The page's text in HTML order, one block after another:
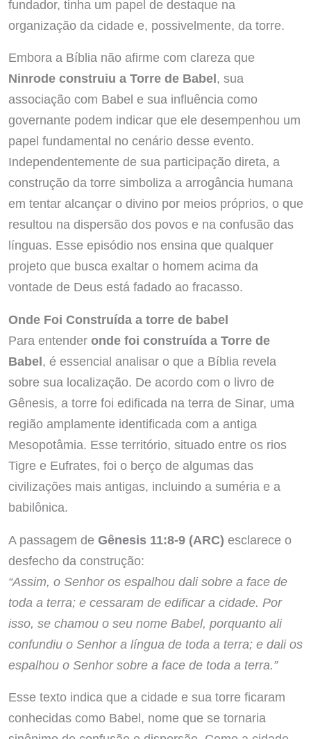
fundador, tinha um papel de destaque na
organização da cidade e, possivelmente, da torre.
Embora a Bíblia não afirme com clareza que
Ninrode construiu a Torre de Babel, sua
associação com Babel e sua influência como
governante podem indicar que ele desempenhou um
papel fundamental no cenário desse evento.
Independentemente de sua participação direta, a
construção da torre simboliza a arrogância humana
em tentar alcançar o divino por meios próprios, o que
resultou na dispersão dos povos e na confusão das
línguas. Esse episódio nos ensina que qualquer
projeto que busca exaltar o homem acima da
vontade de Deus está fadado ao fracasso.
Onde Foi Construída a torre de babel
Para entender onde foi construída a Torre de
Babel, é essencial analisar o que a Bíblia revela
sobre sua localização. De acordo com o livro de
Gênesis, a torre foi edificada na terra de Sinar, uma
região amplamente identificada com a antiga
Mesopotâmia. Esse território, situado entre os rios
Tigre e Eufrates, foi o berço de algumas das
civilizações mais antigas, incluindo a suméria e a
babilônica.
A passagem de Gênesis 11:8-9 (ARC) esclarece o
desfecho da construção:
“Assim, o Senhor os espalhou dali sobre a face de
toda a terra; e cessaram de edificar a cidade. Por
isso, se chamou o seu nome Babel, porquanto ali
confundiu o Senhor a língua de toda a terra; e dali os
espalhou o Senhor sobre a face de toda a terra.”
Esse texto indica que a cidade e sua torre ficaram
conhecidas como Babel, nome que se tornaria